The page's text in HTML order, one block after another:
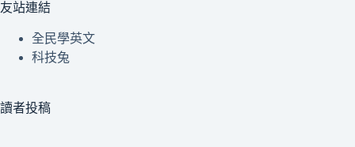
友站連結
全民學英文
科技兔
讀者投稿